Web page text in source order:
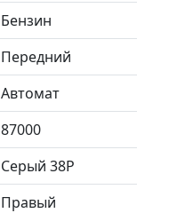
Бензин
Передний
Автомат
87000
Серый 38P
Правый